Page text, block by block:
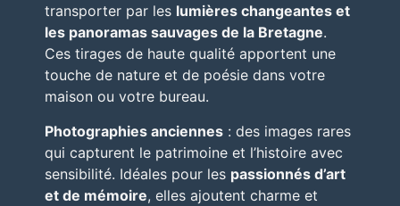
transporter par les lumières changeantes et
les panoramas sauvages de la Bretagne.
Ces tirages de haute qualité apportent une
touche de nature et de poésie dans votre
maison ou votre bureau.
Photographies anciennes : des images rares
qui capturent le patrimoine et l’histoire avec
sensibilité. Idéales pour les passionnés d’art
et de mémoire, elles ajoutent charme et